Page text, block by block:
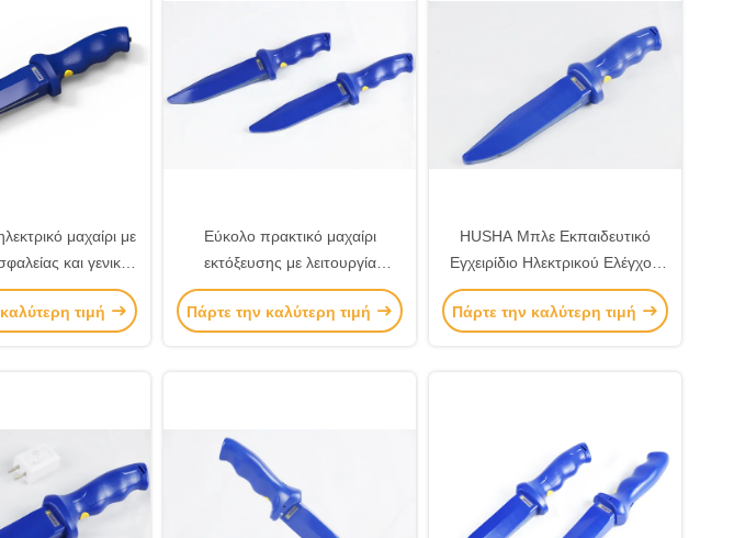
μαχαίρι με
και γενική
φόρτισης
τιμή
Εύκολο πρακτικό μαχαίρι
εκτόξευσης με λειτουργία
υψηλής τάσης
Πάρτε την καλύτερη τιμή
HUSHA Μπλε Εκπαιδευτικό
Εγχειρίδιο Ηλεκτρικού Ελέγχου
με Επαναφορτιζόμενη Μπαταρία
Υψηλής Τάσης και Διακόπτη
Πάρτε την καλύτερη τιμή